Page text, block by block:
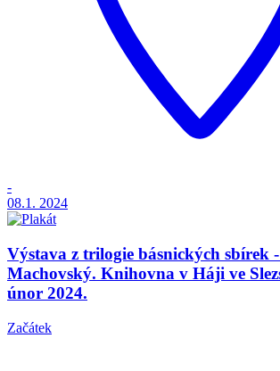
-
08.1. 2024
Výstava z trilogie básnických sbírek
Machovský. Knihovna v Háji ve
únor 2024.
Začátek